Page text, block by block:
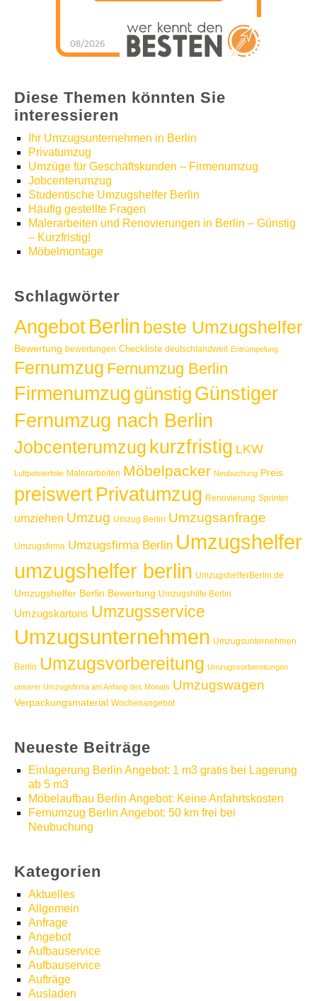
08/2026 Umzugshelfer Berlin
hat5von5 Sternen |
werkenntdenBESTEN.de
Diese Themen könnten Sie
interessieren
Ihr Umzugsunternehmen in Berlin
Privatumzug
Umzüge für Geschäftskunden – Firmenumzug
Jobcenterumzug
Studentische Umzugshelfer Berlin
Häufig gestellte Fragen
Malerarbeiten und Renovierungen in Berlin – Günstig
– Kurzfristig!
Möbelmontage
Schlagwörter
AngebotBerlin beste Umzugshelfer
Bewertung bewertungen Checkliste deutschlandweit Entrümpelung
Fernumzug Fernumzug Berlin
Firmenumzug günstig Günstiger
Fernumzug nach Berlin
Jobcenterumzug kurzfristig LKW
Luftpolsterfolie Malerarbeiten Möbelpacker Neubuchung Preis
preiswert Privatumzug Renovierung Sprinter
umziehen Umzug Umzug Berlin Umzugsanfrage
Umzugsfirma Umzugsfirma Berlin Umzugshelfer
umzugshelfer berlin UmzugshelferBerlin.de
Umzugshelfer Berlin Bewertung Umzugshilfe Berlin
Umzugskartons Umzugsservice
Umzugsunternehmen Umzugsunternehmen
Berlin Umzugsvorbereitung Umzugsvorbereitungen
unserer Umzugsfirma am Anfang des Monats Umzugswagen
Verpackungsmaterial Wochenangebot
Neueste Beiträge
Einlagerung Berlin Angebot: 1 m3 gratis bei Lagerung
ab 5 m3
Möbelaufbau Berlin Angebot: Keine Anfahrtskosten
Fernumzug Berlin Angebot: 50 km frei bei
Neubuchung
Kategorien
Aktuelles
Allgemein
Anfrage
Angebot
Aufbauservice
Aufbauservice
Aufträge
Ausladen